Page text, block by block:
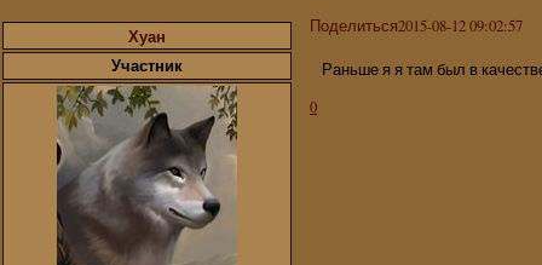
Поделиться2015-08-12 09:02:57
Хуан
Участник
Раньше я я там был в
0